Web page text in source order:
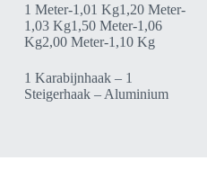
1 Meter-1,01 Kg1,20 Meter-
1,03 Kg1,50 Meter-1,06
Kg2,00 Meter-1,10 Kg
1 Karabijnhaak – 1
Steigerhaak – Aluminium